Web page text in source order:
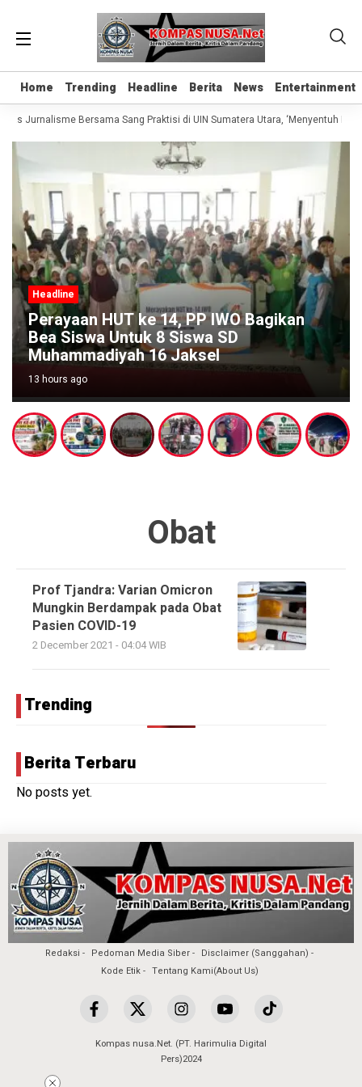
Home Trending Headline Berita News Entertainment
Home Trending Headline Berita News Entertainment
Jurnalisme Bersama Sang Praktisi di UIN Sumatera Utara, ‘Menyentuh Hati
Headline
Perayaan HUT ke 14, PP IWO Bagikan
Bea Siswa Untuk 8 Siswa SD
Muhammadiyah 16 Jaksel
13 hours ago
Obat
Prof Tjandra: Varian Omicron
Mungkin Berdampak pada Obat
Pasien COVID-19
2 December 2021 - 04:04 WIB
Trending
Berita Terbaru
No posts yet.
Redaksi Pedoman Media Siber
Disclaimer (Sanggahan)
Kode Etik
Tentang Kami(About Us)
Kompas nusa.Net. (PT. Harimulia Digital
Pers)2024